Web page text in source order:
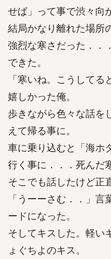
せば」って事で渋々向
結局かなり離れた場所
強烈な寒さだった．．
できた。
「寒いね。こうして
嬉しかった俺。
歩きながら色々な話を
えて帰る事に。
車に乗り込むと「海ホ
行く事に．．．死んだ
そこでも話したけど正
「うーーさむ．．」
ードになった。
そしてキスした。軽い
ょぐちよのキス。